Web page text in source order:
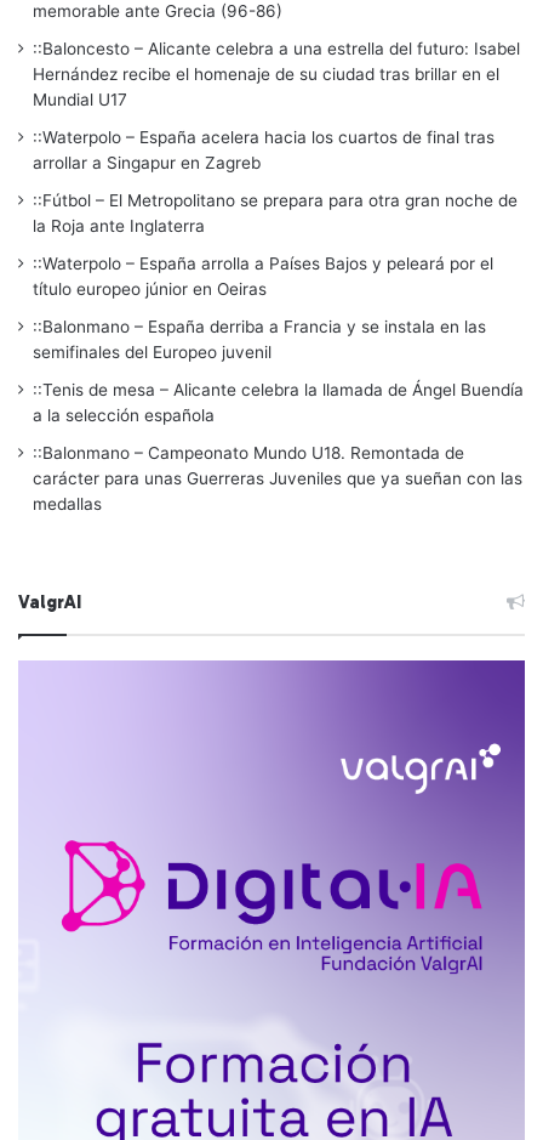
memorable ante Grecia (96-86)
::Baloncesto – Alicante celebra a una estrella del futuro: Isabel
Hernández recibe el homenaje de su ciudad tras brillar en el
Mundial U17
::Waterpolo – España acelera hacia los cuartos de final tras
arrollar a Singapur en Zagreb
::Fútbol – El Metropolitano se prepara para otra gran noche de
la Roja ante Inglaterra
::Waterpolo – España arrolla a Países Bajos y peleará por el
título europeo júnior en Oeiras
::Balonmano – España derriba a Francia y se instala en las
semifinales del Europeo juvenil
::Tenis de mesa – Alicante celebra la llamada de Ángel Buendía
a la selección española
::Balonmano – Campeonato Mundo U18. Remontada de
carácter para unas Guerreras Juveniles que ya sueñan con las
medallas
ValgrAI